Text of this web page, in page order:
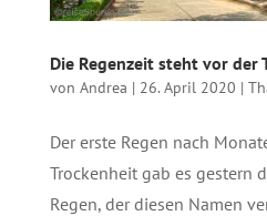
Die Regenzeit steht vor der
von Andrea | 26. April 2020 |
Der erste Regen nach
Trockenheit gab es gestern
Regen, der diesen Namen